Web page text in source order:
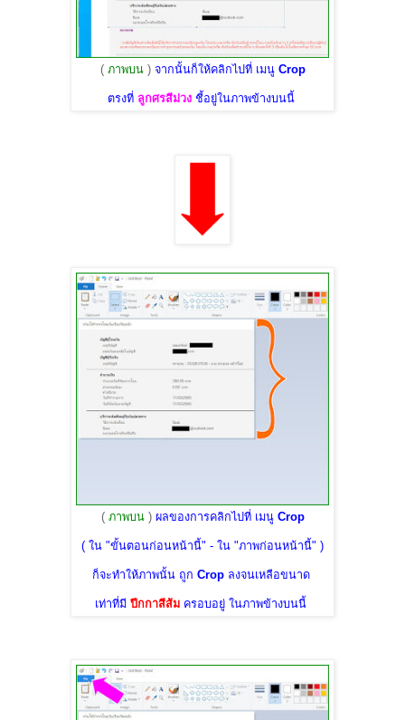
( ภาพบน)จากนั้นก็ให้คลิกไปที่ เมนู Crop
ตรงที่ ลูกศรสีม่วงชี้อยู่ในภาพข้างบนนี้
( ภาพบน)ผลของการคลิกไปที่ เมนู Crop
( ใน "ขั้นตอนก่อนหน้านี้" - ใน "ภาพก่อนหน้านี้" )
ก็จะทำให้ภาพนั้น ถูก Cropลงจนเหลือขนาด
เท่าที่มี ปีกกาสีส้ม ครอบอยู่ ในภาพข้างบนนี้